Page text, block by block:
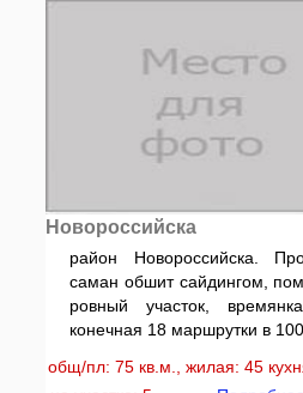
Новороссийска
район Новороссийска.
саман обшит сайдингом,
ровный участок,
конечная 18 маршрутки в
общ/пл: 75 кв.м., жилая: 45